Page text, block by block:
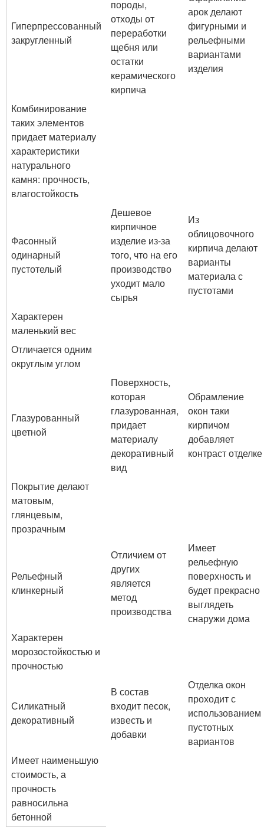
Гиперпрессованный
закругленный
породы,
отходы от
переработки
щебня или
остатки
керамического
кирпича
арок делают
фигурными и
рельефными
вариантами
изделия
Комбинирование
таких элементов
придает материалу
характеристики
натурального
камня: прочность,
влагостойкость
Фасонный
одинарный
пустотелый
Дешевое
кирпичное
изделие из-за
того, что на его
производство
уходит мало
сырья
Из
облицовочного
кирпича делают
варианты
материала с
пустотами
Характерен
маленький вес
Отличается одним
округлым углом
Глазурованный
цветной
Поверхность,
которая
глазурованная,
придает
материалу
декоративный
вид
Обрамление
окон таки
кирпичом
добавляет
контраст отделке
Покрытие делают
матовым,
глянцевым,
прозрачным
Рельефный
клинкерный
Отличием от
других
является
метод
производства
Имеет
рельефную
поверхность и
будет прекрасно
выглядеть
снаружи дома
Характерен
морозостойкостью и
прочностью
Силикатный
декоративный
В состав
входит песок,
известь и
добавки
Отделка окон
проходит с
использованием
пустотных
вариантов
Имеет наименьшую
стоимость, а
прочность
равносильна
бетонной